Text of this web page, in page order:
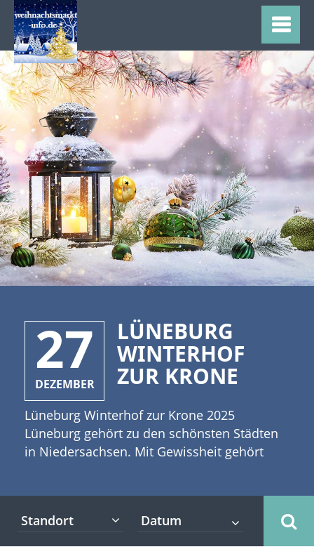
27
DEZEMBER
LÜNEBURG
WINTERHOF
ZUR KRONE
Lüneburg Winterhof zur Krone 2025
Lüneburg gehört zu den schönsten Städten
in Niedersachsen. Mit Gewissheit gehört
width="335"] ©Pasko Maksim -
stock.adobe.com[/caption] Der Innenhof der
Standort